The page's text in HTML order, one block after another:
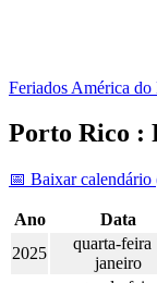
Feriados América do
Porto Rico :
📅 Baixar calendário
Ano Data
2025
quarta-feira
janeiro